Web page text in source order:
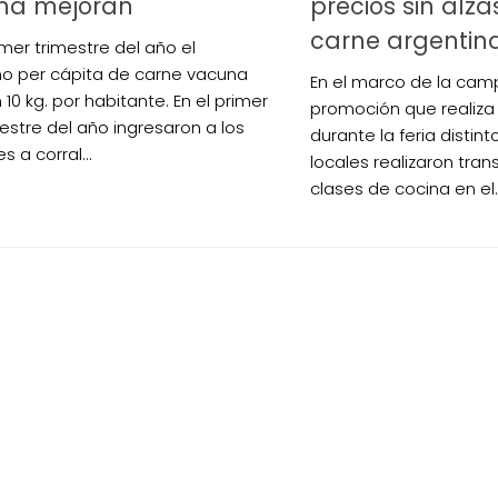
trimestre del año el
per cápita de carne vacuna
kg. por habitante. En el primer
del año ingresaron a los
a corral...
carne
En el marco de la
promoción que realiza
durante la feria
locales realizaron
clases de cocina en